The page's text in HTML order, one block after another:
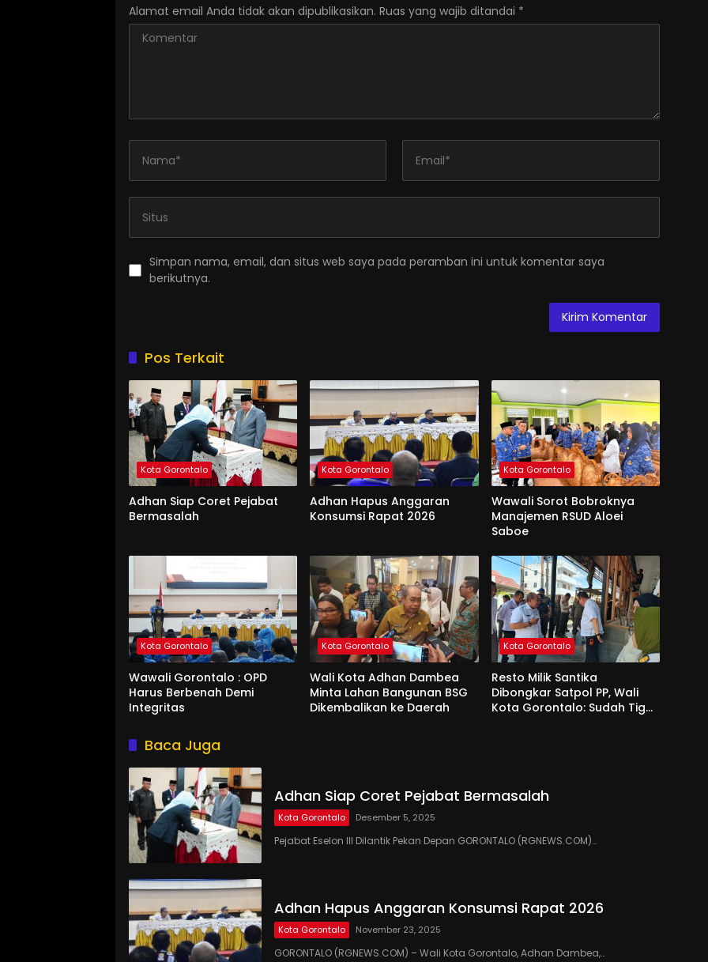
Alamat email Anda tidak akan dipublikasikan. Ruas yang wajib ditandai *
Simpan nama, email, dan situs web saya pada peramban ini untuk komentar saya
berikutnya.
Pos Terkait
Kota Gorontalo
Adhan Siap Coret Pejabat
Bermasalah
Kota Gorontalo
Adhan Hapus Anggaran
Konsumsi Rapat 2026
Kota Gorontalo
Wawali Sorot Bobroknya
Manajemen RSUD Aloei
Saboe
Kota Gorontalo
Wawali Gorontalo : OPD
Harus Berbenah Demi
Integritas
Kota Gorontalo
Wali Kota Adhan Dambea
Minta Lahan Bangunan BSG
Dikembalikan ke Daerah
Kota Gorontalo
Resto Milik Santika
Dibongkar Satpol PP, Wali
Kota Gorontalo: Sudah Tiga
Baca Juga
Adhan Siap Coret Pejabat Bermasalah
Kota Gorontalo Desember 5, 2025
Pejabat Eselon III Dilantik Pekan Depan GORONTALO (RGNEWS.COM)…
Adhan Hapus Anggaran Konsumsi Rapat 2026
Kota Gorontalo November 23, 2025
GORONTALO (RGNEWS.COM) – Wali Kota Gorontalo, Adhan Dambea,…